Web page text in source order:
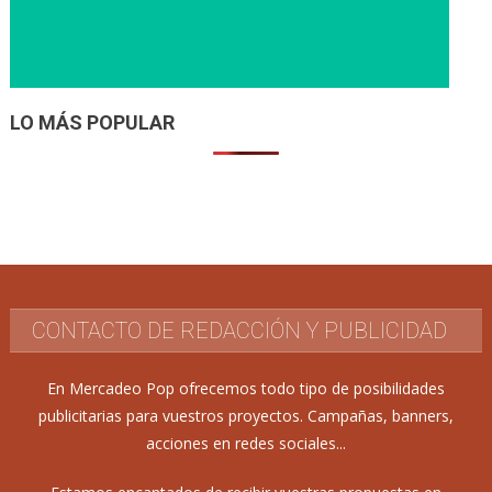
LO MÁS POPULAR
CONTACTO DE REDACCIÓN Y PUBLICIDAD
En Mercadeo Pop ofrecemos todo tipo de posibilidades
publicitarias para vuestros proyectos. Campañas, banners,
acciones en redes sociales...